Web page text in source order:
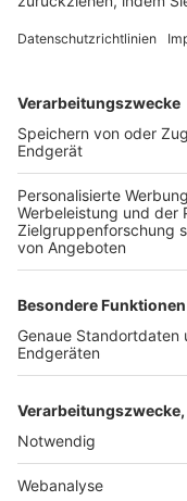
FOLGE DEM BFV
TOP-VEREINE
TOP-PARTNER